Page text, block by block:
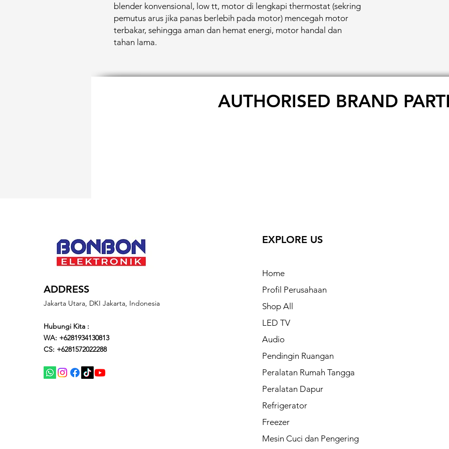
blender konvensional, low tt, motor di lengkapi thermostat (sekring
pemutus arus jika panas berlebih pada motor) mencegah motor
terbakar, sehingga aman dan hemat energi, motor handal dan
tahan lama.
AUTHORISED BRAND
ADDRESS
Jakarta Utara, DKI Jakarta, Indonesia
Hubungi Kita :
WA: +6281934130813
CS: +6281572022288
EXPLORE US
Home
Profil Perusahaan
Shop All
LED TV
Audio
Pendingin Ruangan
Peralatan Rumah Tangga
Peralatan Dapur
Refrigerator
Freezer
Mesin Cuci dan Pengering